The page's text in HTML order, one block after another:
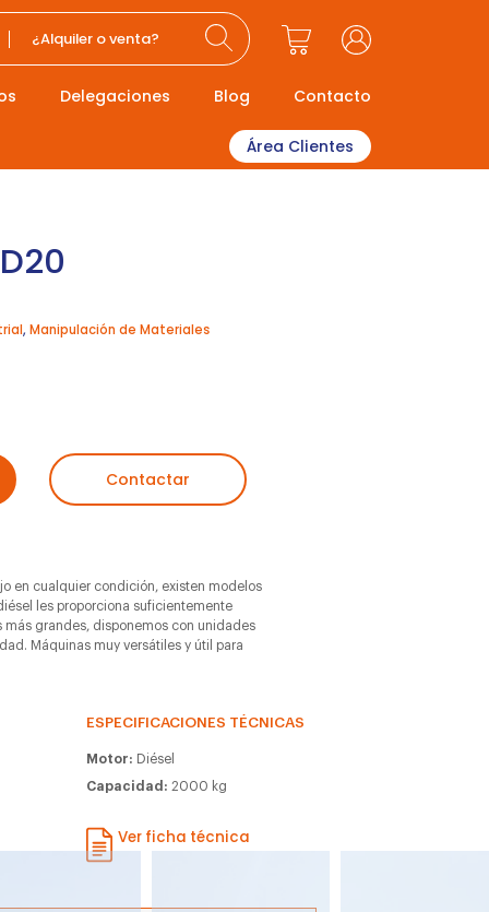
¿Alquiler o venta?
Delegaciones Blog Contacto
Área Clientes
,Manipulación de Materiales
Contactar
en cualquier condición, existen modelos
les proporciona suficientemente
más grandes, disponemos con unidades
Máquinas muy versátiles y útil para
ESPECIFICACIONES TÉCNICAS
Motor: Diésel
Capacidad:2000 kg
Ver ficha técnica